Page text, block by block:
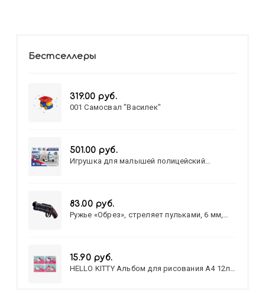
Бестселлеры
319.00 руб.
001 Самосвал "Василек"
501.00 руб.
Игрушка для малышей полицейский
83.00 руб.
Ружье «Обрез», стреляет пульками, 6 мм,
15.90 руб.
HELLO KITTY Альбом для рисования А4 12л.